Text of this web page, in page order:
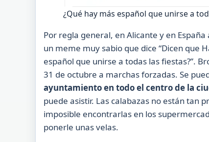
¿Qué hay más español que unirse a
Por regla general, en Alicante y en
un meme muy sabio que dice “Dicen que
español que unirse a todas las fiestas?”.
31 de octubre a marchas forzadas. Se
ayuntamiento en todo el centro de la
puede asistir. Las calabazas no están tan
imposible encontrarlas en los
ponerle unas velas.